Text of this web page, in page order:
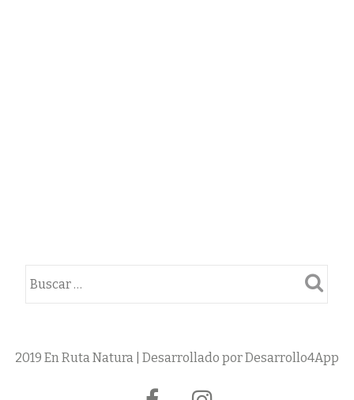
2019 En Ruta Natura | Desarrollado por Desarrollo4App